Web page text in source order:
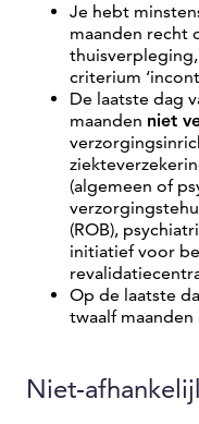
Je hebt
maanden recht
criterium
De laatste dag
maanden niet
(algemeen of
(ROB),
initiatief voor
Op de laatste
twaalf maanden
Niet-